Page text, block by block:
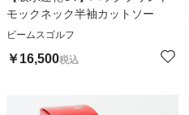
モックネック半袖カットソー
ビームスゴルフ
￥16,500税込